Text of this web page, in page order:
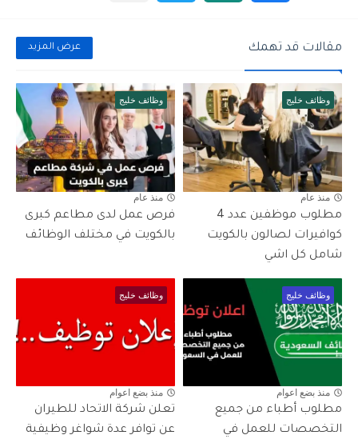
مقالات قد تهمك عرض المزيد
وظائف خليج
منذ عام
مطلوب موظفين عدد 4
كوافيرات لصالون بالكويت
شامل كل اشي
وظائف خليج
منذ عام
فرص عمل لدى مطاعم كبرى
بالكويت في مختلف الوظائف
وظائف خليج
منذ بضع اعوام
مطلوب أطباء من جميع
التخصصات للعمل في
وظائف خليج
منذ بضع اعوام
تعلن شركة الاتحاد للطيران
عن توافر عدة شواغر وظيفية